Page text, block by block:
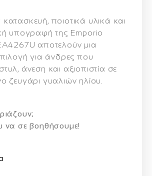
ποιοτικά υλικά και
υπογραφή της Emporio
αποτελούν μια
για άνδρες που
στυλ, άνεση και αξιοπιστία σε
ζευγάρι γυαλιών ηλίου.
να σε βοηθήσουμε!